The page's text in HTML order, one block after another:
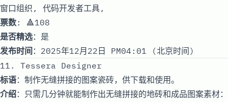
窗口组织, 代码开发者工具,
票数: 🔺108
是否精选：是
发布时间 ：2025年12月22日 PM04:01 (北京时间)
11. Tessera Designer
标语：制作无缝拼接的图案瓷砖，供下载和使用。
介绍：只需几分钟就能制作出无缝拼接的地砖和成品图案素材：